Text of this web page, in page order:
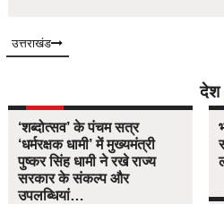
उत्तराखंड
देश
‘शब्दोत्सव’ के पंचम सत्र
‘धर्मरक्षक धामी’ में मुख्यमंत्री
पुष्कर सिंह धामी ने रखे राज्य
सरकार के संकल्प और
उपलब्धियां…